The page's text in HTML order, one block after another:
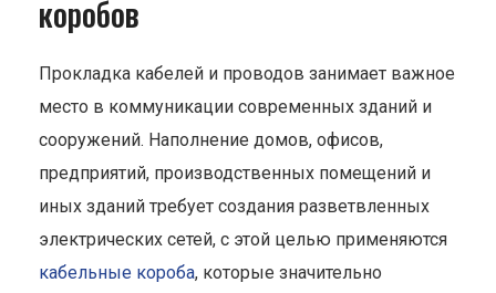
коробов
Прокладка кабелей и проводов занимает важное
место в коммуникации современных зданий и
сооружений. Наполнение домов, офисов,
предприятий, производственных помещений и
иных зданий требует создания разветвленных
электрических сетей, с этой целью применяются
кабельные короба, которые значительно